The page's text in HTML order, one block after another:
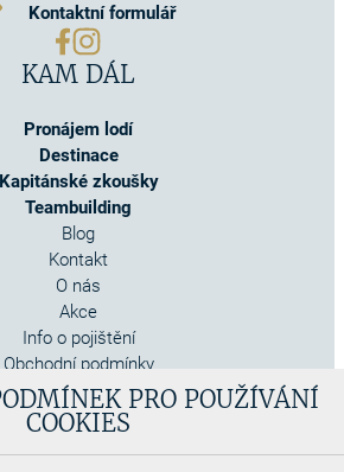
PRO POUŽÍVÁNÍ
COOKIES
Kontaktní formulář
KAM DÁL
Pronájem lodí
Destinace
Kapitánské zkoušky
Teambuilding
Blog
Kontakt
O nás
Akce
Info o pojištění
Obchodní podmínky
Cookies